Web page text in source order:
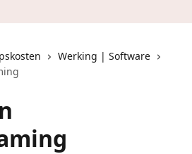
Werking | Software